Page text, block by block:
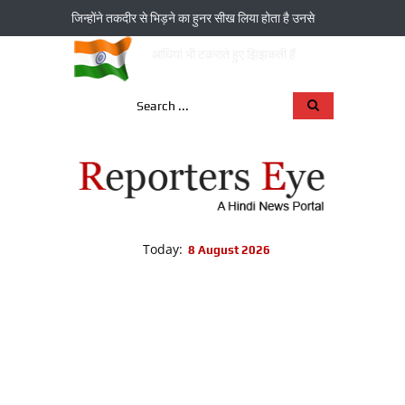
जिन्‍होंने तकदीर से भिड़ने का हुनर सीख लिया होता है उनसे
Today: 8 August 2026